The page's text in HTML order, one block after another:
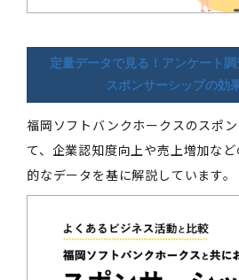
定量データで見る！アンケート調
スポンサーシップの効
福岡ソフトバンクホークスのスポ
て、企業認知度向上や売上増加な
的なデータを基に解説しています。